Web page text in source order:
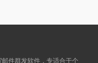
件群发软件，专适合于个